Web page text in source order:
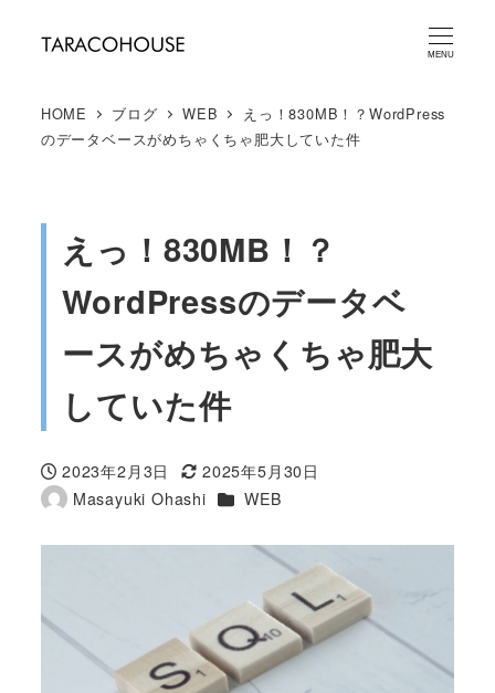
MENU
HOME ブログ WEB
えっ！830MB！？WordPress
のデータベースがめちゃくちゃ肥大していた件
えっ！830MB！？
WordPressのデータベ
ースがめちゃくちゃ肥大
していた件
投稿日
2023年2月3日
更新日
2025年5月30日
著
Masayuki Ohashi カテゴリー
WEB